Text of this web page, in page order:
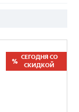
СЕГОДНЯ СО
СКИДКОЙ